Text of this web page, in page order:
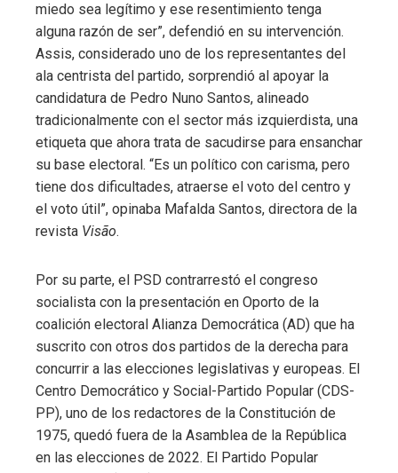
miedo sea legítimo y ese resentimiento tenga
alguna razón de ser”, defendió en su intervención.
Assis, considerado uno de los representantes del
ala centrista del partido, sorprendió al apoyar la
candidatura de Pedro Nuno Santos, alineado
tradicionalmente con el sector más izquierdista, una
etiqueta que ahora trata de sacudirse para ensanchar
su base electoral. “Es un político con carisma, pero
tiene dos dificultades, atraerse el voto del centro y
el voto útil”, opinaba Mafalda Santos, directora de la
revista Visão.
Por su parte, el PSD contrarrestó el congreso
socialista con la presentación en Oporto de la
coalición electoral Alianza Democrática (AD) que ha
suscrito con otros dos partidos de la derecha para
concurrir a las elecciones legislativas y europeas. El
Centro Democrático y Social-Partido Popular (CDS-
PP), uno de los redactores de la Constitución de
1975, quedó fuera de la Asamblea de la República
en las elecciones de 2022. El Partido Popular